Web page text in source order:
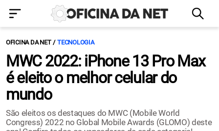
OFICINA DA NET TECNOLOGIA
MWC 2022: iPhone 13 Pro Max
é eleito o melhor celular do
mundo
São eleitos os destaques do MWC (Mobile World
Congress) 2022 no Global Mobile Awards (GLOMO) deste